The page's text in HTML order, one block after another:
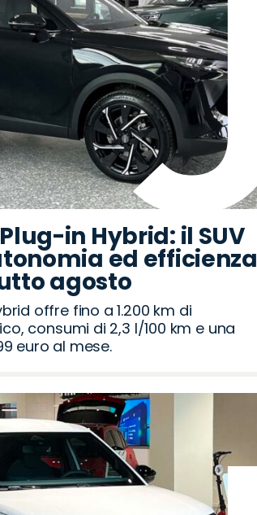
in Hybrid: il SUV
ed efficienza
agosto
offre fino a 1.200 km di
consumi di 2,3 l/100 km e una
euro al mese.